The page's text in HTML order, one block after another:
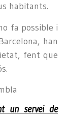
habitants.
fa possible i
han
fent que
un servei de